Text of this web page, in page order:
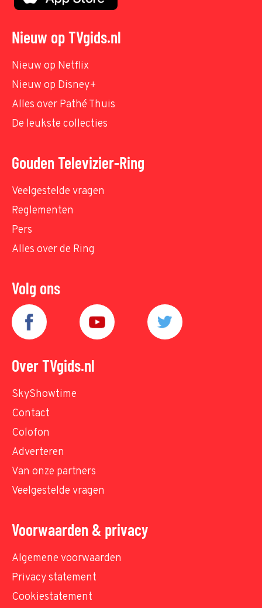
Nieuw op TVgids.nl
Nieuw op Netflix
Nieuw op Disney+
Alles over Pathé Thuis
De leukste collecties
Gouden Televizier-Ring
Veelgestelde vragen
Reglementen
Pers
Alles over de Ring
Volg ons
Over TVgids.nl
SkyShowtime
Contact
Colofon
Adverteren
Van onze partners
Veelgestelde vragen
Voorwaarden & privacy
Algemene voorwaarden
Privacy statement
Cookiestatement